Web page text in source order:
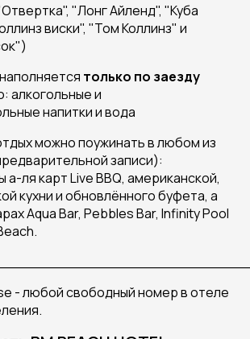
"Лонг Айленд", "Куба
виски", "Том Коллинз" и
только по заезду
алкогольные и
напитки и вода
можно поужинать в любом из
записи):
а-ля карт Live BBQ, американской,
кухни и обновлённого буфета, а
Aqua Bar, Pebbles Bar, Infinity Pool
- любой свободный номер в отеле